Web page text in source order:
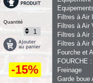
Quantité
-15%
Filtres à Air
Filtres à Air
Filtres à Air
Filtres à Air
Fourche et
FOURCHE
Freinage
Garde boue